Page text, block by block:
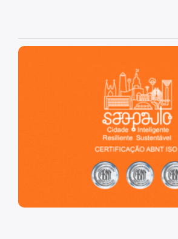
São Paulo, cidade inteligente,